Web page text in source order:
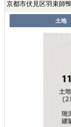
京都市伏見区羽束師
土地